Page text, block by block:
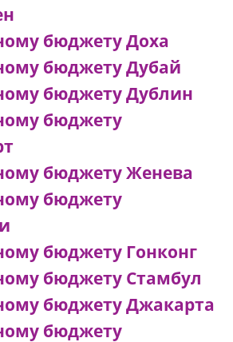
бюджету Доха
бюджету Дубай
бюджету Дублин
бюджету
бюджету Женева
бюджету
бюджету Гонконг
бюджету Стамбул
бюджету Джакарта
бюджету